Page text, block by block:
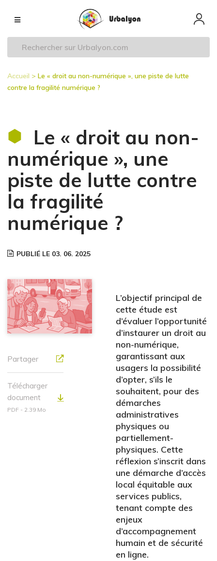
principal
Navigation
principale
Fil
Accueil
Le « droit au non-numérique », une piste de lutte
contre la fragilité numérique ?
Le « droit au non-
numérique », une
piste de lutte contre
la fragilité
numérique ?
PUBLIÉ LE 03. 06. 2025
Partager
Télécharger
document
PDF - 2.39 Mo
L’objectif principal de
cette étude est
d’évaluer l’opportunité
d’instaurer un droit au
non-numérique,
garantissant aux
usagers la possibilité
d’opter, s’ils le
souhaitent, pour des
démarches
administratives
physiques ou
partiellement-
physiques. Cette
réflexion s’inscrit dans
une démarche d’accès
local équitable aux
services publics,
tenant compte des
enjeux
d’accompagnement
humain et de sécurité
en ligne.